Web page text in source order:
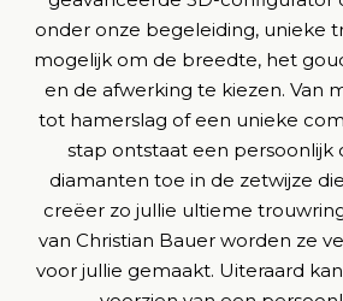
onder onze begeleiding, unieke
mogelijk om de breedte, het
en de afwerking te kiezen. Van
tot hamerslag of een unieke
stap ontstaat een persoonlijk
diamanten toe in de zetwijze
creëer zo jullie ultieme
van Christian Bauer worden ze
voor jullie gemaakt. Uiteraard